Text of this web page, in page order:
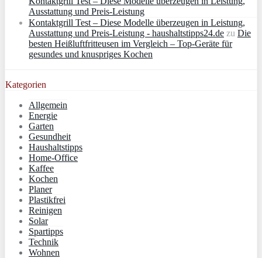
Ausstattung und Preis-Leistung
Kontaktgrill Test – Diese Modelle überzeugen in Leistung,
Ausstattung und Preis-Leistung - haushaltstipps24.de zu Die
besten Heißluftfritteusen im Vergleich – Top-Geräte für
gesundes und knuspriges Kochen
Kategorien
Allgemein
Energie
Garten
Gesundheit
Haushaltstipps
Home-Office
Kaffee
Kochen
Planer
Plastikfrei
Reinigen
Solar
Spartipps
Technik
Wohnen